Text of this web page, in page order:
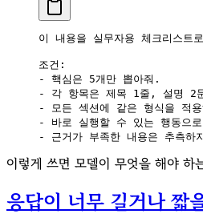
이 내용을 실무자용 체크리스트
조건:
- 핵심은 5개만 뽑아줘.
- 각 항목은 제목 1줄, 설명 2
- 모든 섹션에 같은 형식을 적용
- 바로 실행할 수 있는 행동으
- 근거가 부족한 내용은 추측하
이렇게 쓰면 모델이 무엇을 해야 하
응답이 너무 길거나 짧